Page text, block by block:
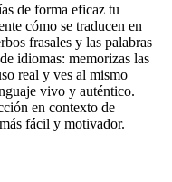
de forma eficaz tu
cómo se traducen en
frasales y las palabras
idiomas: memorizas las
real y ves al mismo
vivo y auténtico.
en contexto de
fácil y motivador.